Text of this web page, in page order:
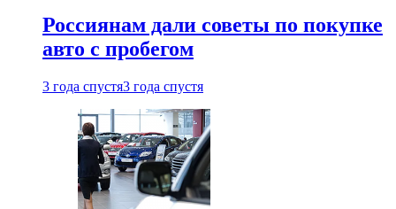
Россиянам дали советы по покупке
авто с пробегом
3 года спустя3 года спустя